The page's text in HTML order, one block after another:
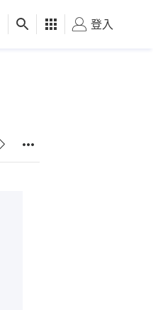
健康 好食玩飛
登入